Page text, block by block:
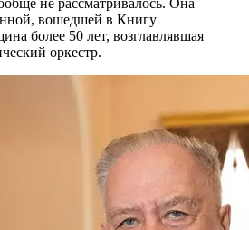
не рассматривалось. Она
вошедшей в Книгу
более 50 лет, возглавлявшая
оркестр.